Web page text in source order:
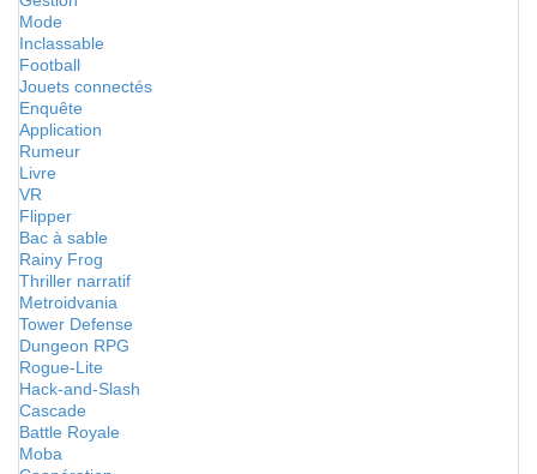
Mode
Inclassable
Football
Jouets connectés
Enquête
Application
Rumeur
Livre
VR
Flipper
Bac à sable
Rainy Frog
Thriller narratif
Metroidvania
Tower Defense
Dungeon RPG
Rogue-Lite
Hack-and-Slash
Cascade
Battle Royale
Moba